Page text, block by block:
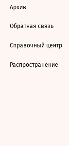
Архив
Обратная связь
Справочный центр
Распространение